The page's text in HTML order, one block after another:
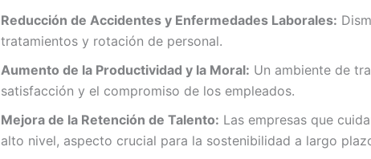
Reducción de Accidentes y Enfermedades Laborales:
tratamientos y rotación de personal.
Aumento de la Productividad y la Moral: Un ambiente de
satisfacción y el compromiso de los empleados.
Mejora de la Retención de Talento: Las empresas que
alto nivel, aspecto crucial para la sostenibilidad a largo